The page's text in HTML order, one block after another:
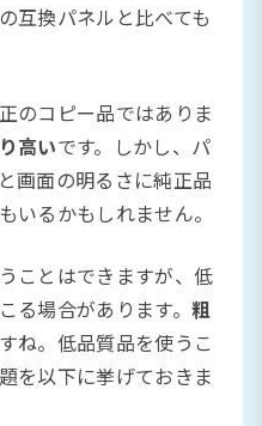
互換パネルと比べても
のコピー品ではありま
高いです。しかし、パ
画面の明るさに純正品
いるかもしれません。
ことはできますが、低
る場合があります。粗
ね。低品質品を使うこ
を以下に挙げておきま